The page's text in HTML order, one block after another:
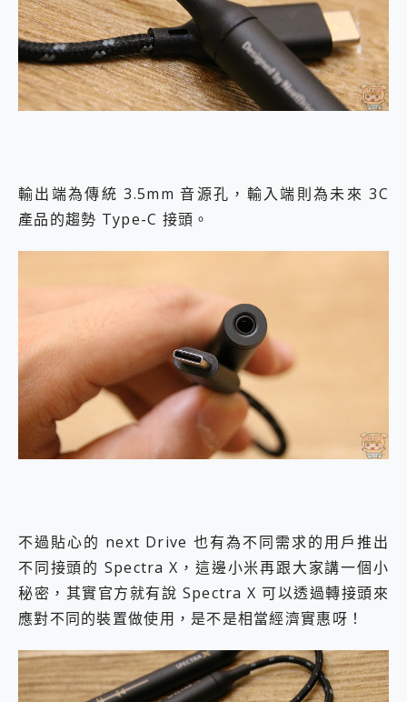
輸出端為傳統 3.5mm 音源孔，輸入端則為未來 3C
產品的趨勢 Type-C 接頭。
不過貼心的 next Drive 也有為不同需求的用戶推出
不同接頭的 Spectra X，這邊小米再跟大家講一個小
秘密，其實官方就有說 Spectra X 可以透過轉接頭來
應對不同的裝置做使用，是不是相當經濟實惠呀！